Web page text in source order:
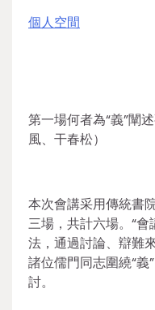
個人空間
第一場何者為“義”闡
風、干春松）
本次會講采用傳統書
三場，共計六場。“
法，通過討論、辯難
諸位儒門同志圍繞“
討。